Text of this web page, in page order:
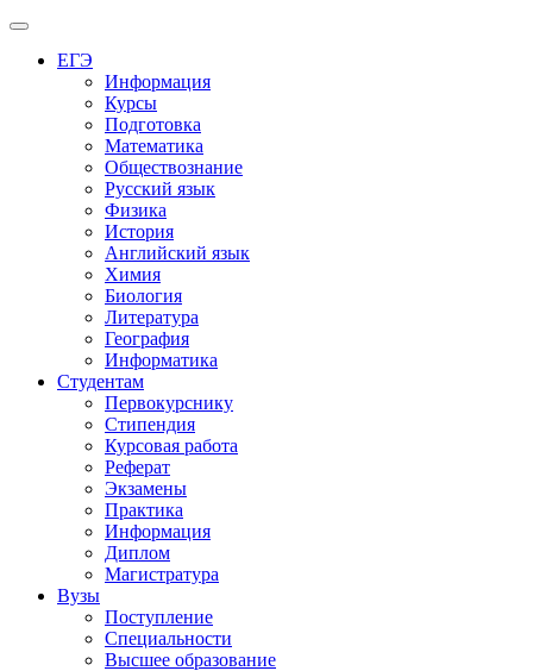
Меню
ЕГЭ
Информация
Курсы
Подготовка
Математика
Обществознание
Русский язык
Физика
История
Английский язык
Химия
Биология
Литература
География
Информатика
Студентам
Первокурснику
Стипендия
Курсовая работа
Реферат
Экзамены
Практика
Информация
Диплом
Магистратура
Вузы
Поступление
Специальности
Высшее образование